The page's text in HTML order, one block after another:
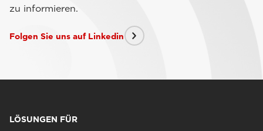
zu informieren.
Folgen Sie uns auf Linkedin
LÖSUNGEN FÜR